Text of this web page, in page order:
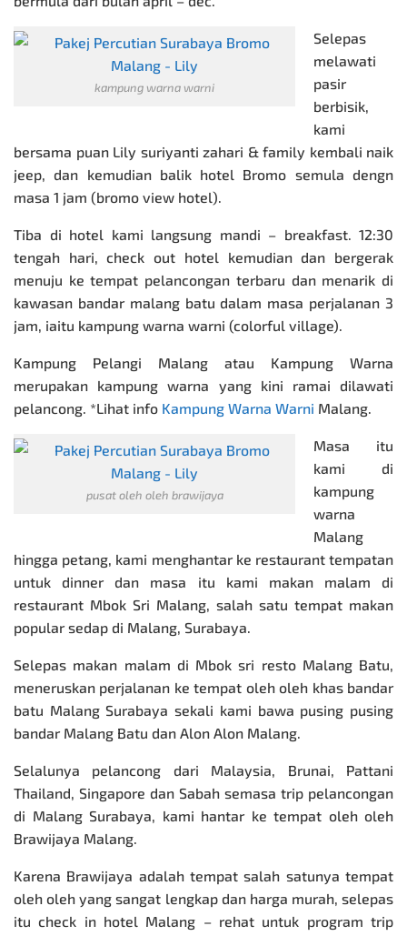
kampung warna warni
Selepas
melawati
pasir
berbisik,
kami
bersama puan Lily suriyanti zahari & family kembali naik
jeep, dan kemudian balik hotel Bromo semula dengn
masa 1 jam (bromo view hotel).
Tiba di hotel kami langsung mandi – breakfast. 12:30
tengah hari,check out hotel kemudian dan bergerak
menuju ke tempat pelancongan terbaru dan menarik di
kawasan bandar malang batu dalam masa perjalanan 3
jam, iaitu kampung warna warni (colorful village).
Kampung Pelangi Malang atau Kampung Warna
merupakan kampung warna yang kini ramai dilawati
pelancong. *Lihat info Kampung Warna Warni Malang.
pusat oleh oleh brawijaya
Masa itu
kami di
kampung
warna
Malang
hingga petang, kami menghantar ke restaurant tempatan
untuk dinner dan masa itu kami makan malam di
restaurant Mbok Sri Malang, salah satu tempat makan
popular sedap di Malang, Surabaya.
Selepas makan malam di Mbok sri resto Malang Batu,
meneruskan perjalanan ke tempat oleh oleh khas bandar
batu Malang Surabaya sekali kami bawa pusing pusing
bandar Malang Batu dan Alon Alon Malang.
Selalunya pelancong dari Malaysia, Brunai, Pattani
Thailand, Singapore dan Sabah semasa trip pelancongan
di Malang Surabaya, kami hantar ke tempat oleh oleh
Brawijaya Malang.
Karena Brawijaya adalah tempat salah satunya tempat
oleh oleh yang sangat lengkap dan harga murah, selepas
itu check in hotel Malang – rehat untuk program trip